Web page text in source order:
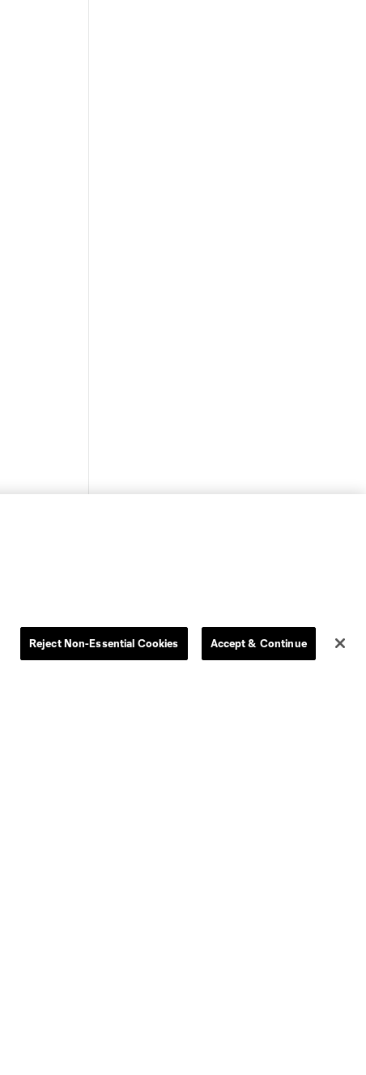
Reject Non-Essential Cookies Accept & Continue